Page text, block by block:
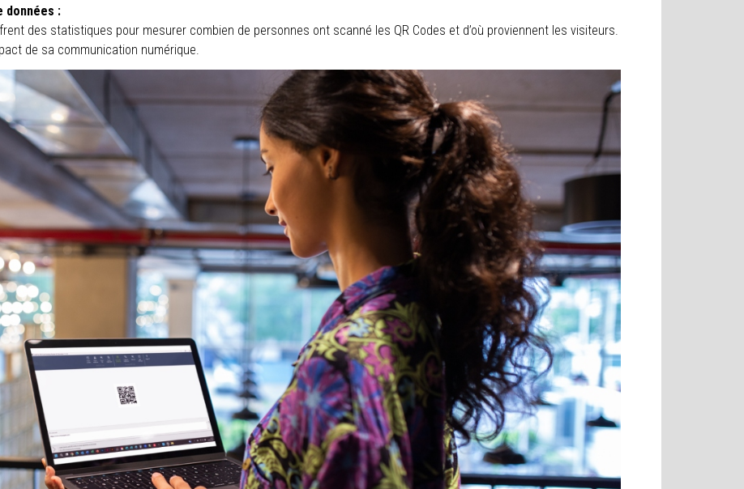
données :
des statistiques pour mesurer combien de personnes ont scanné les QR Codes et d’où proviennent les visiteurs.
de sa communication numérique.